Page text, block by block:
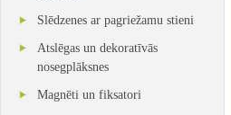
Slēdzenes ar pagriežamu stieni
Atslēgas un dekoratīvās
nosegplāksnes
Magnēti un fiksatori